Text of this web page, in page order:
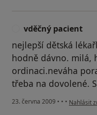
vděčný pacient
nejlepší dětská
hodně dávno. milá,
ordinaci.neváha
třeba na dovolené.
23. června 2009 • • • podle
Nahlásit